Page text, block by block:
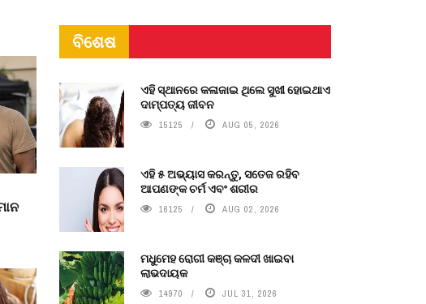
ବିଶେଷ
ଏହି ସ୍ଥାନରେ କଳାଜାଇ ଥିଲେ ସୁଖୀ ହୋଇଥାଏ
ଦାମ୍ପତ୍ୟ ଜୀବନ
15125 AUG 05, 2026
ଏହି ୫ ଅଭ୍ୟାସ କରନ୍ତୁ, ସତେଜ ରହିବ
ଆପଣଙ୍କ ଚର୍ମ ଏବଂ ଶରୀର
16125 AUG 02, 2026
ମଧୁମେହ ରୋଗୀ କଞ୍ଚା କଳଦୀ ଖାଇବା
ଲାଭଦାୟକ
14970 JUL 31, 2026